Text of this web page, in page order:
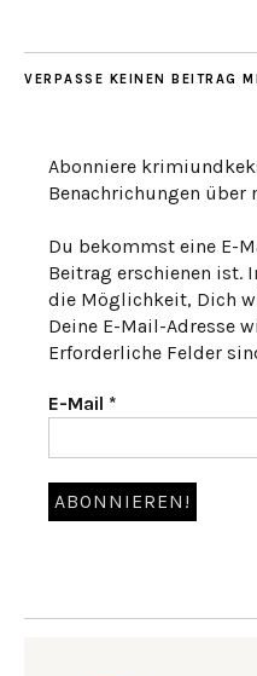
VERPASSE KEINEN BEITRAG
Abonniere
Benachrichungen über
Du bekommst eine E-
Beitrag erschienen ist.
die Möglichkeit, Dich
Deine E-Mail-Adresse
Erforderliche Felder
E-Mail *